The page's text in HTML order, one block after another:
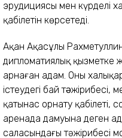
эрудициясы мен күрделі
қабілетін көрсетеді.
Ақан Ақасұлы
дипломатиялық қызметке
арнаған адам. Оның
істеудегі бай
қатынас орнату қабілеті,
аренада дамуына деген
саласындағы тәжірибесі